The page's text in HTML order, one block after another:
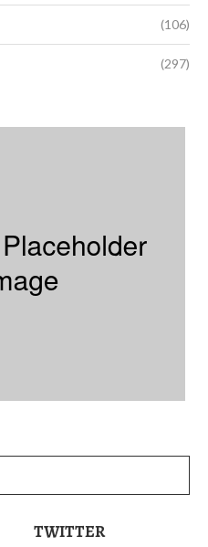
(106)
(297)
TWITTER